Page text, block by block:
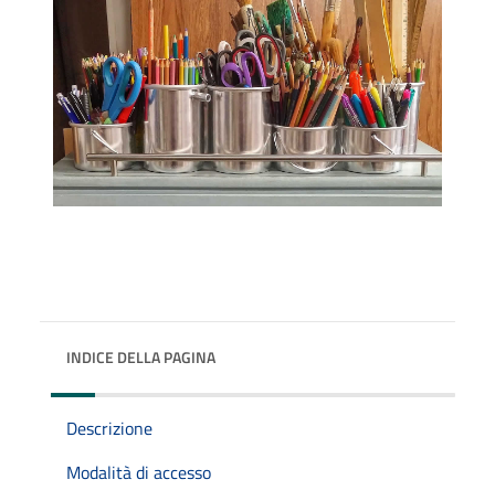
INDICE DELLA PAGINA
Descrizione
Modalità di accesso